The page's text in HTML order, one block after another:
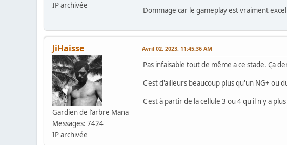
IP archivée
Dommage car le gameplay est vraiment
JiHaisse
Gardien de l'arbre Mana
Messages: 7424
IP archivée
Avril 02, 2023, 11:45:36 AM
Pas infaisable tout de même a ce stade. Ça
C'est d'ailleurs beaucoup plus qu'un NG+ ou
C'est à partir de la cellule 3 ou 4 qu'il n'y a